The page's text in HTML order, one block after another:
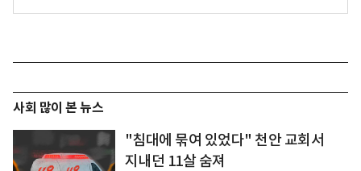
사회 많이 본 뉴스
"침대에 묶여 있었다" 천안 교회서
지내던 11살 숨져